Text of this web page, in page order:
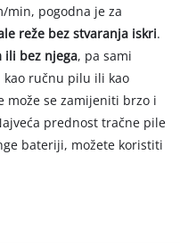
min, pogodna je za
reže bez stvaranja iskri.
ili bez njega, pa sami
ručnu pilu ili kao
može se zamijeniti brzo i
prednost tračne pile
bateriji, možete koristiti